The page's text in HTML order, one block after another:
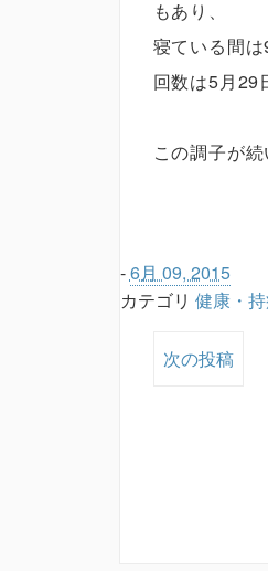
もあり、
寝ている間は
回数は5月29
この調子が
-6月 09, 2015
カテゴリ 健康・
次の投稿